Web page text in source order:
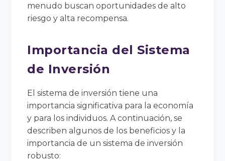
menudo buscan oportunidades de alto
riesgo y alta recompensa.
Importancia del Sistema
de Inversión
El sistema de inversión tiene una
importancia significativa para la economía
y para los individuos. A continuación, se
describen algunos de los beneficios y la
importancia de un sistema de inversión
robusto: